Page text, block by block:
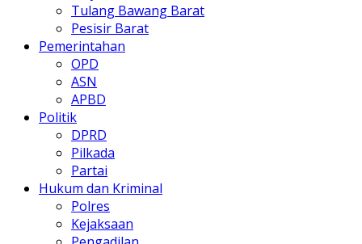
Tulang Bawang Barat
Pesisir Barat
Pemerintahan
OPD
ASN
APBD
Politik
DPRD
Pilkada
Partai
Hukum dan Kriminal
Polres
Kejaksaan